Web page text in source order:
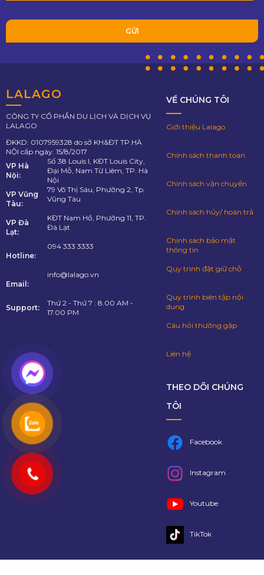
LALAGO
CÔNG TY CỔ PHẦN DU LỊCH VÀ DỊCH VỤ
LALAGO
ĐKKD: 0107959328 do sở KH&ĐT TP.HÀ
NỘI cấp ngày: 15/8/2017
VP Hà
Nội:
Số 38 Louis I, KĐT Louis City,
Đại Mỗ, Nam Từ Liêm, TP. Hà
Nội
VP Vũng
Tàu:
79 Võ Thị Sáu, Phường 2, Tp.
Vũng Tàu
VP Đà
Lạt:
KĐT Nam Hồ, Phường 11, TP.
Đà Lạt
Hotline:
094 333 3333
Email:
info@lalago.vn
Support:
Thứ 2 - Thứ 7 : 8.00 AM -
17.00 PM
VỀ CHÚNG TÔI
Giới thiệu Lalago
Chính sách thanh toán
Chính sách vận chuyển
Chính sách hủy/ hoàn trả
Chính sách bảo mật
thông tin
Quy trình đặt giữ chỗ
Quy trình biên tập nội
dung
Câu hỏi thường gặp
Liên hệ
THEO DÕI CHÚNG
TÔI
Facebook
Instagram
Youtube
TikTok